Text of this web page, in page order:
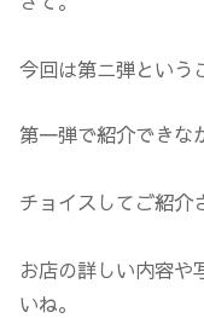
今回は第ニ弾という
第一弾で紹介できな
チョイスしてご紹介
お店の詳しい内容や
いね。